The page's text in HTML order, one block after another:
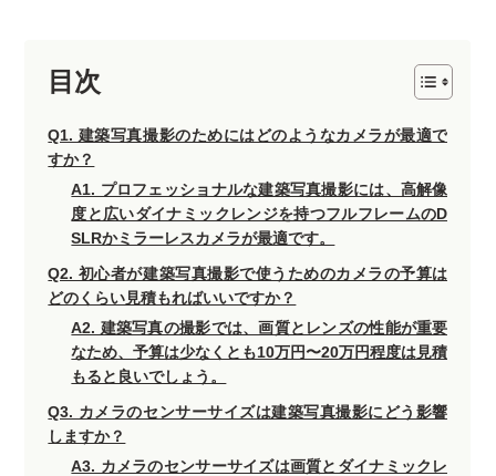
目次
Q1. 建築写真撮影のためにはどのようなカメラが最適で
すか？
A1. プロフェッショナルな建築写真撮影には、高解像
度と広いダイナミックレンジを持つフルフレームのD
SLRかミラーレスカメラが最適です。
Q2. 初心者が建築写真撮影で使うためのカメラの予算は
どのくらい見積もればいいですか？
A2. 建築写真の撮影では、画質とレンズの性能が重要
なため、予算は少なくとも10万円〜20万円程度は見積
もると良いでしょう。
Q3. カメラのセンサーサイズは建築写真撮影にどう影響
しますか？
A3. カメラのセンサーサイズは画質とダイナミックレ